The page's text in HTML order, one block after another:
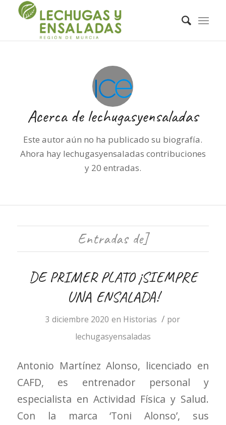
Acerca de lechugasyensaladas
Este autor aún no ha publicado su biografía.
Ahora hay lechugasyensaladas contribuciones
y 20 entradas.
Entradas de]
DE PRIMER PLATO ¡SIEMPRE
UNA ENSALADA!
3 diciembre 2020 en Historias / por
lechugasyensaladas
Antonio Martínez Alonso, licenciado en
CAFD, es entrenador personal y
especialista en Actividad Física y Salud.
Con la marca ‘Toni Alonso’, sus